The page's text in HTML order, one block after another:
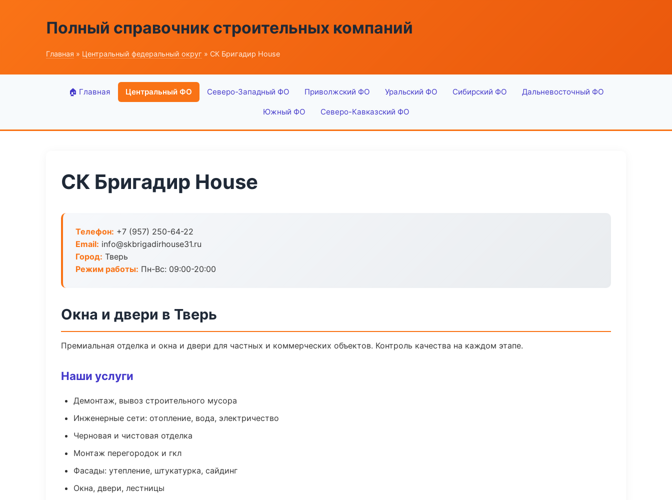
Полный справочник строительных компаний
Главная » Центральный федеральный округ » СК Бригадир House
🏠 Главная Центральный ФО Северо-Западный ФО Приволжский ФО Уральский ФО Сибирский ФО Дальневосточный ФО
Южный ФО Северо-Кавказский ФО
СК Бригадир House
Телефон: +7 (957) 250-64-22
Email: info@skbrigadirhouse31.ru
Город: Тверь
Режим работы: Пн-Вс: 09:00-20:00
Окна и двери в Тверь
Премиальная отделка и окна и двери для частных и коммерческих объектов. Контроль качества на каждом этапе.
Наши услуги
Демонтаж, вывоз строительного мусора
Инженерные сети: отопление, вода, электричество
Черновая и чистовая отделка
Монтаж перегородок и гкл
Фасады: утепление, штукатурка, сайдинг
Окна, двери, лестницы